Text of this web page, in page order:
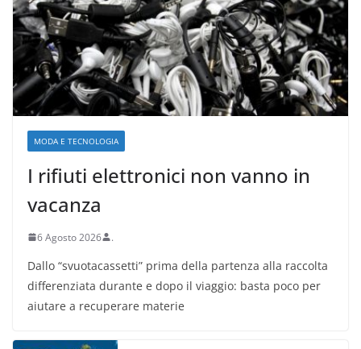
MODA E TECNOLOGIA
I rifiuti elettronici non vanno in
vacanza
6 Agosto 2026 .
Dallo “svuotacassetti” prima della partenza alla raccolta
differenziata durante e dopo il viaggio: basta poco per
aiutare a recuperare materie